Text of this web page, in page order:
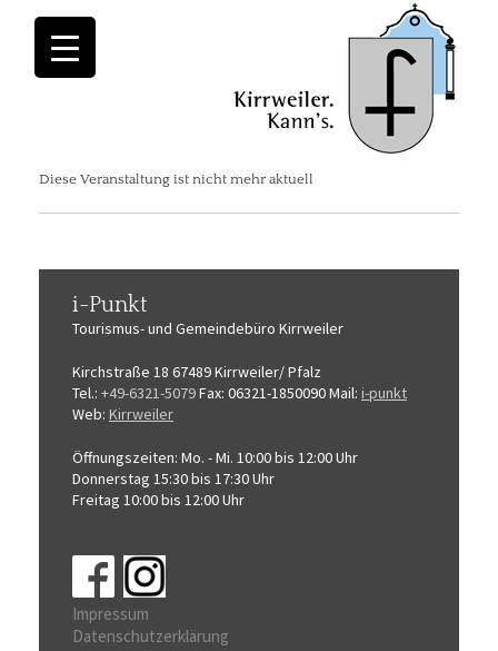
Diese Veranstaltung ist nicht mehr aktuell
i-Punkt
Tourismus-und Gemeindebüro Kirrweiler
Kirchstraße 18 67489 Kirrweiler/ Pfalz
Tel.: +49-6321-5079Fax: 06321-1850090Mail: i-punkt
Web: Kirrweiler
Öffnungszeiten: Mo. - Mi. 10:00 bis 12:00 Uhr
Donnerstag 15:30 bis 17:30 Uhr
Freitag 10:00 bis 12:00 Uhr
Impressum
Datenschutzerklärung